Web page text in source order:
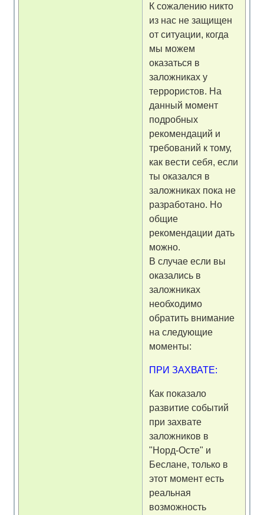
К сожалению никто
из нас не защищен
от ситуации, когда
мы можем
оказаться в
заложниках у
террористов. На
данный момент
подробных
рекомендаций и
требований к тому,
как вести себя, если
ты оказался в
заложниках пока не
разработано. Но
общие
рекомендации дать
можно.
В случае если вы
оказались в
заложниках
необходимо
обратить внимание
на следующие
моменты:
ПРИ ЗАХВАТЕ:
Как показало
развитие событий
при захвате
заложников в
"Норд-Осте" и
Беслане, только в
этот момент есть
реальная
возможность